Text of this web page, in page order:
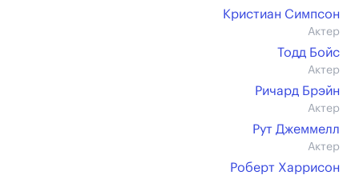
Кристиан Симпсон
Актер
Тодд Бойс
Актер
Ричард Брэйн
Актер
Рут Джеммелл
Актер
Роберт Харрисон